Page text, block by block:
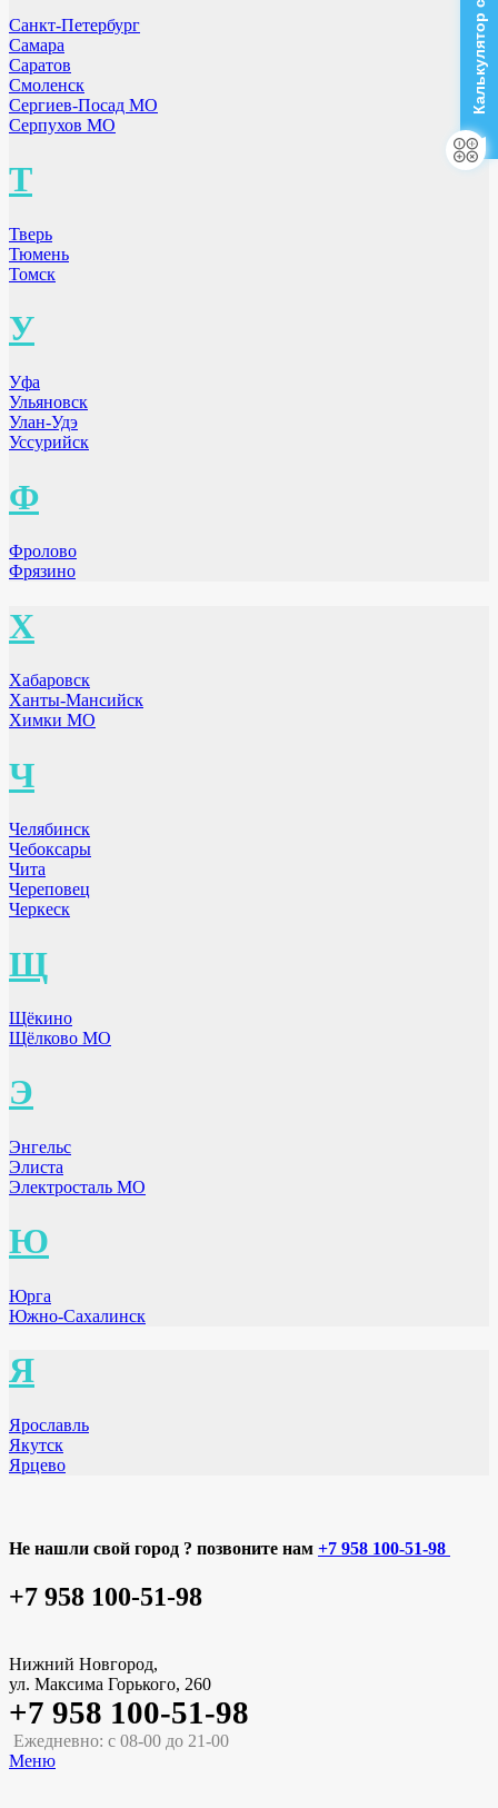
Санкт-Петербург
Самара
Саратов
Смоленск
Сергиев-Посад МО
Серпухов МО
Т
Тверь
Тюмень
Томск
У
Уфа
Ульяновск
Улан-Удэ
Уссурийск
Ф
Фролово
Фрязино
Х
Хабаровск
Ханты-Мансийск
Химки МО
Ч
Челябинск
Чебоксары
Чита
Череповец
Черкеск
Щ
Щёкино
Щёлково МО
Э
Энгельс
Элиста
Электросталь МО
Ю
Юрга
Южно-Сахалинск
Я
Ярославль
Якутск
Ярцево
Не нашли свой город ? позвоните нам +7 958 100-51-98
+7 958 100-51-98
Нижний Новгород,
ул. Максима Горького, 260
+7 958 100-51-98
Ежедневно: с 08-00 до 21-00
Меню